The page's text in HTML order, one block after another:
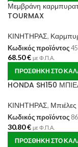
Μεμβράνη
TOURMAX
ΚΙΝΗΤΗΡΑΣ,
Κωδικός προϊόντος
68.50€ με Φ.Π.Α.
ΠΡΟΣΘΉΚΗ ΣΤΟ
HONDA SH150
ΚΙΝΗΤΗΡΑΣ, Μπιέλες
Κωδικός προϊόντος
30.80€ με Φ.Π.Α.
ΠΡΟΣΘΉΚΗ ΣΤΟ